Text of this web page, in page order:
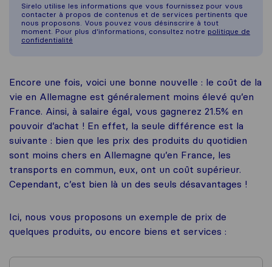
Sirelo utilise les informations que vous fournissez pour vous
contacter à propos de contenus et de services pertinents que
nous proposons. Vous pouvez vous désinscrire à tout
moment. Pour plus d’informations, consultez notre politique de
confidentialité
Encore une fois, voici une bonne nouvelle : le coût de la
vie en Allemagne est généralement moins élevé qu’en
France. Ainsi, à salaire égal, vous gagnerez 21.5% en
pouvoir d’achat ! En effet, la seule différence est la
suivante : bien que les prix des produits du quotidien
sont moins chers en Allemagne qu’en France, les
transports en commun, eux, ont un coût supérieur.
Cependant, c’est bien là un des seuls désavantages !
Ici, nous vous proposons un exemple de prix de
quelques produits, ou encore biens et services :